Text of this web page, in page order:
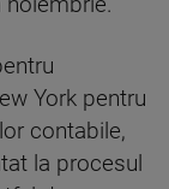
York pentru
contabile,
la procesul